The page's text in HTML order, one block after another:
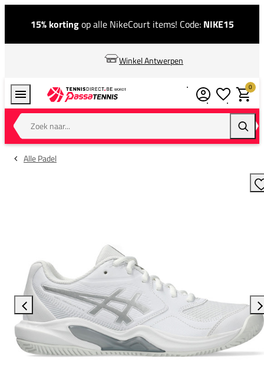
15% kortingop alle NikeCourt items! Code: NIKE15
Winkel Antwerpen
Zoek naar...
0
Alle Padel